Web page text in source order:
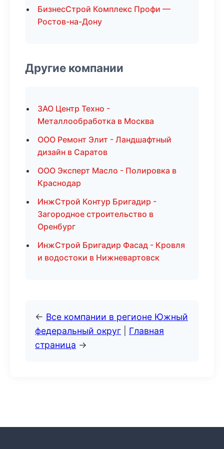
БизнесСтрой Комплекс Профи —
Ростов-на-Дону
Другие компании
ЗАО Центр Техно -
Металлообработка в Москва
ООО Ремонт Элит - Ландшафтный
дизайн в Саратов
ООО Эксперт Масло - Полировка в
Краснодар
ИнжСтрой Контур Бригадир -
Загородное строительство в
Оренбург
ИнжСтрой Бригадир Фасад - Кровля
и водостоки в Нижневартовск
← Все компании в регионе Южный
федеральный округ
Главная
страница →